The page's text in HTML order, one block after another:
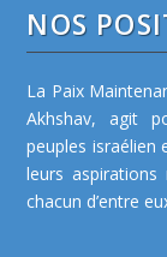
NOS
La Paix
Akhshav, agit
peuples israélien
leurs
chacun d’entre